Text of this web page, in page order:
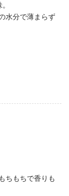
水分で薄まらず
ちもちで香りも